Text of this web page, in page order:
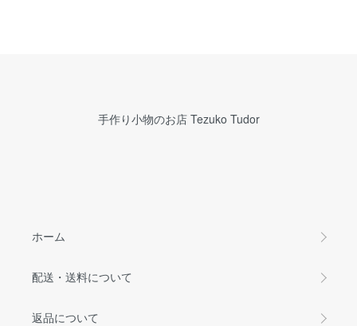
手作り小物のお店 Tezuko Tudor
ホーム
配送・送料について
返品について